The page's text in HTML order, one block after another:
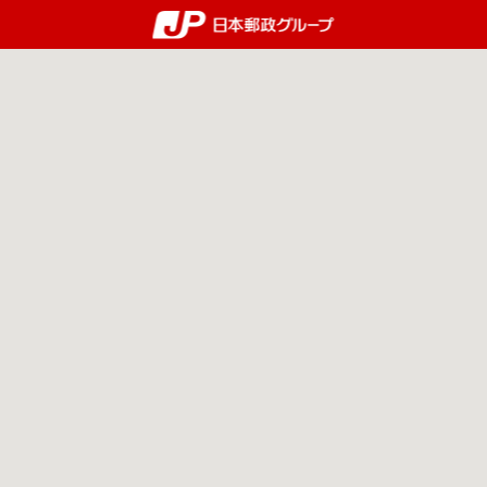
郵便局・日本郵政グループ